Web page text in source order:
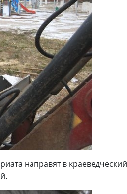
направят в краеведческий